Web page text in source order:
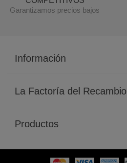
Garantizamos precios bajos
Información
La Factoría del Recambio
Productos